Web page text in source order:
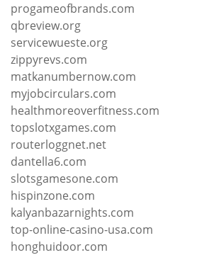
progameofbrands.com
qbreview.org
servicewueste.org
zippyrevs.com
matkanumbernow.com
myjobcirculars.com
healthmoreoverfitness.com
topslotxgames.com
routerloggnet.net
dantella6.com
slotsgamesone.com
hispinzone.com
kalyanbazarnights.com
top-online-casino-usa.com
honghuidoor.com